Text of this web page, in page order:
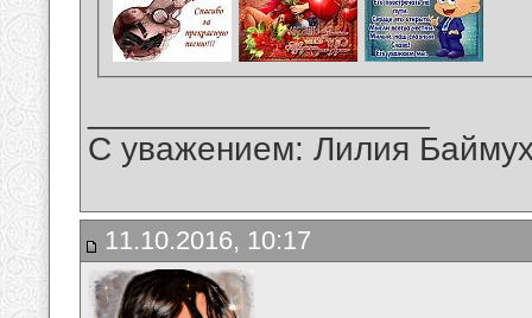
С уважением: Лилия
11.10.2016, 10:17